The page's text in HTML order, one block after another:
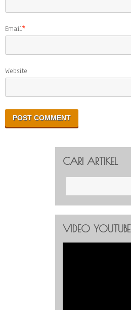
Email*
Website
CARI ARTIKEL
VIDEO YOUTUBE